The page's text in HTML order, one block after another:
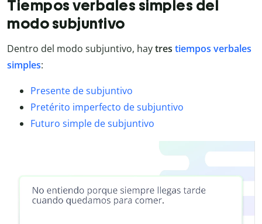
Tiempos verbales simples del
modo subjuntivo
Dentro del modo subjuntivo, haytres tiempos verbales
simples:
Presente de subjuntivo
Pretérito imperfecto de subjuntivo
Futuro simple de subjuntivo